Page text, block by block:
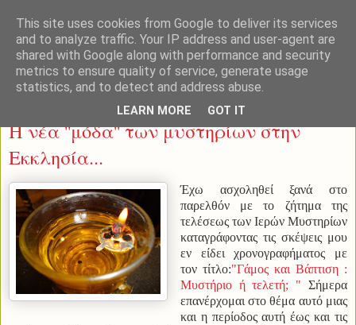
Η νέα ''μόδα'' των μυστηρίων στην
Εκκλησία...
Έχω ασχοληθεί ξανά στο
παρελθόν με το ζήτημα της
τελέσεως των Ιερών Μυστηρίων
καταγράφοντας τις σκέψεις μου
εν είδει χρονογραφήματος με
τον τίτλο:"Γάμος και Βάπτιση :
Μυστήριο ή τελετή; " Σήμερα
επανέρχομαι στο θέμα αυτό μιας
και η περίοδος αυτή έως και τις
This site uses cookies from Google to deliver its services
and to analyze traffic. Your IP address and user-agent are
shared with Google along with performance and security
metrics to ensure quality of service, generate usage
statistics, and to detect and address abuse.
LEARN MORE GOT IT